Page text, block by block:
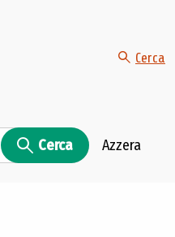
Cerca
Cerca Azzera